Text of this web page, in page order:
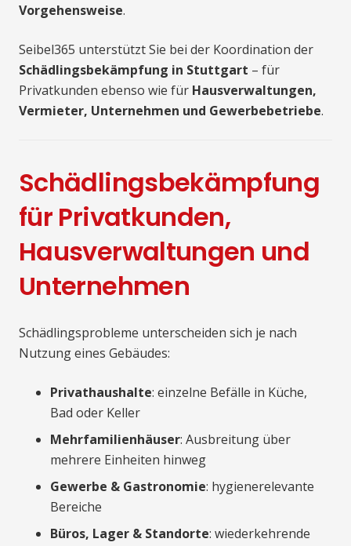
Vorgehensweise.
Seibel365 unterstützt Sie bei der Koordination der
Schädlingsbekämpfung in Stuttgart – für
Privatkunden ebenso wie für Hausverwaltungen,
Vermieter, Unternehmen und Gewerbebetriebe.
Schädlingsbekämpfung
für Privatkunden,
Hausverwaltungen und
Unternehmen
Schädlingsprobleme unterscheiden sich je nach
Nutzung eines Gebäudes:
Privathaushalte: einzelne Befälle in Küche,
Bad oder Keller
Mehrfamilienhäuser: Ausbreitung über
mehrere Einheiten hinweg
Gewerbe & Gastronomie: hygienerelevante
Bereiche
Büros, Lager & Standorte: wiederkehrende